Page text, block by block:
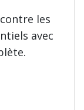
les
avec